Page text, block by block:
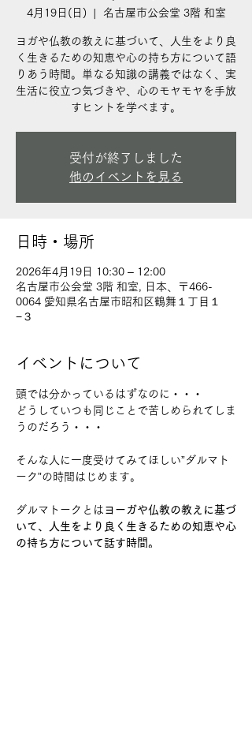
4月19日(日)
  |
名古屋市公会堂 3階 和室
ヨガや仏教の教えに基づいて、人生をより良
く生きるための知恵や心の持ち方について語
りあう時間。単なる知識の講義ではなく、実
生活に役立つ気づきや、心のモヤモヤを手放
すヒントを学べます。
受付が終了しました
他のイベントを見る
日時・場所
2026年4月19日 10:30 – 12:00
名古屋市公会堂 3階 和室, 日本、〒466-
0064 愛知県名古屋市昭和区鶴舞１丁目１
−３
イベントについて
頭では分かっているはずなのに・・・
どうしていつも同じことで苦しめられてしま
うのだろう・・・
そんな人に一度受けてみてほしい”ダルマト
ーク”の時間はじめます。
ダルマトークとは ヨーガや仏教の教えに基づ
いて、人生をより良く生きるための知恵や心
の持ち方について話す時間。